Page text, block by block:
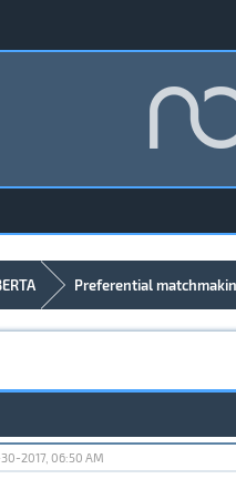
Preferential
30-2017, 06:50 AM